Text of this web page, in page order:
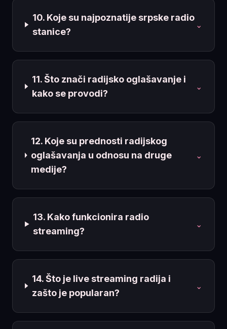
10. Koje su najpoznatije srpske radio
stanice?
⌄
11. Što znači radijsko oglašavanje i
kako se provodi?
⌄
12. Koje su prednosti radijskog
oglašavanja u odnosu na druge
medije?
⌄
13. Kako funkcionira radio
streaming?
⌄
14. Što je live streaming radija i
zašto je popularan?
⌄